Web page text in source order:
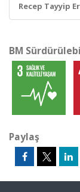
Recep Tayyip
BM
Paylaş